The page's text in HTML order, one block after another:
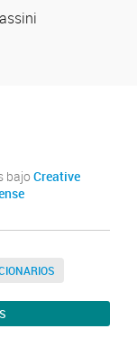
bajo Creative